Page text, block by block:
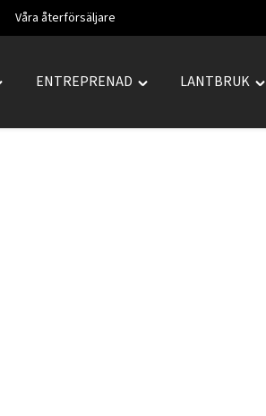
Våra återförsäljare
ENTREPRENAD
Toggle
LANTBRUK